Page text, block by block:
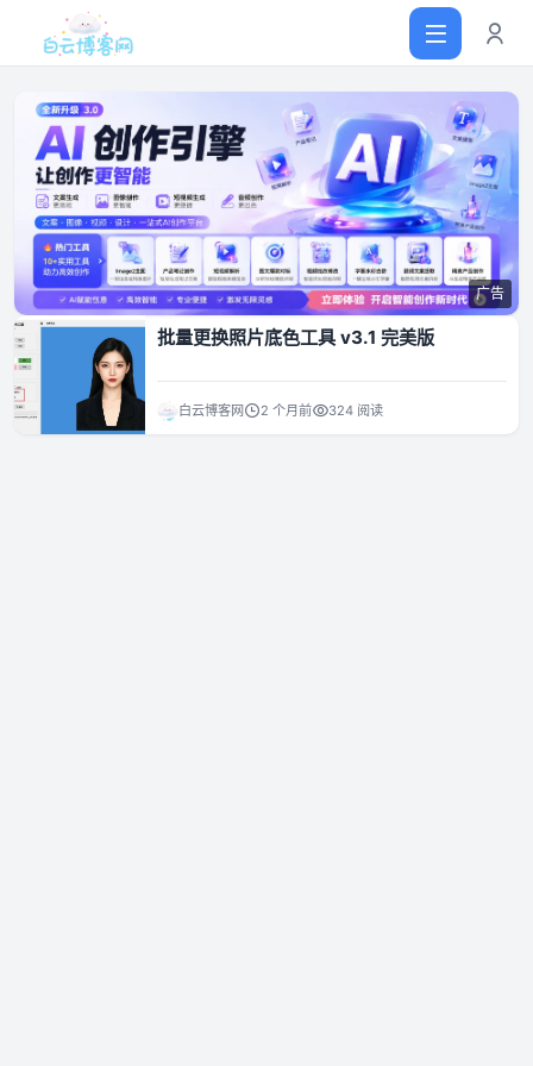
首页
网站源码
软件仓库
主题插件
广告
批量更换照片底色工具 v3.1 完美版
白云博客网 2 个月前 324 阅读